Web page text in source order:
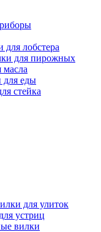
для лобстера
для пирожных
для еды
стейка
для улиток
устриц
вилки